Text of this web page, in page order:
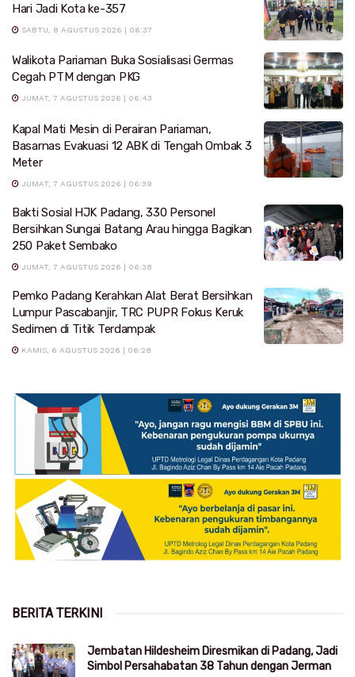
Hari Jadi Kota ke-357
SABTU, 8 AGUSTUS 2026 | 06:37
Walikota Pariaman Buka Sosialisasi Germas
Cegah PTM dengan PKG
JUMAT, 7 AGUSTUS 2026 | 06:43
Kapal Mati Mesin di Perairan Pariaman,
Basarnas Evakuasi 12 ABK di Tengah Ombak 3
Meter
JUMAT, 7 AGUSTUS 2026 | 06:39
Bakti Sosial HJK Padang, 330 Personel
Bersihkan Sungai Batang Arau hingga Bagikan
250 Paket Sembako
JUMAT, 7 AGUSTUS 2026 | 06:38
Pemko Padang Kerahkan Alat Berat Bersihkan
Lumpur Pascabanjir, TRC PUPR Fokus Keruk
Sedimen di Titik Terdampak
KAMIS, 6 AGUSTUS 2026 | 06:28
BERITA TERKINI
Jembatan Hildesheim Diresmikan di Padang, Jadi
Simbol Persahabatan 38 Tahun dengan Jerman